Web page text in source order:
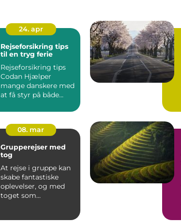
24. apr
Rejseforsikring tips
til en tryg ferie
Rejseforsikring tips
Codan Hjælper
mange danskere med
at få styr på både
økonomi, før d...
08. mar
Grupperejser med
tog
At rejse i gruppe kan
skabe fantastiske
oplevelser, og med
toget som